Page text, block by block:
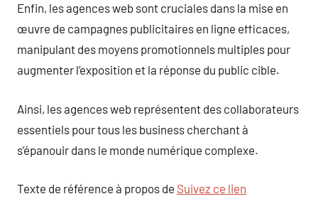
Enfin, les agences web sont cruciales dans la mise en
œuvre de campagnes publicitaires en ligne efficaces,
manipulant des moyens promotionnels multiples pour
augmenter l’exposition et la réponse du public cible.
Ainsi, les agences web représentent des collaborateurs
essentiels pour tous les business cherchant à
s’épanouir dans le monde numérique complexe.
Texte de référence à propos de Suivez ce lien